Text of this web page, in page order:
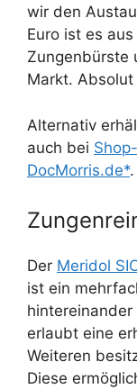
wir den
Euro ist es
Zungenbürste
Markt.
Alternativ
auch bei
DocMorris.de*.
Der Meridol
ist ein
hintereinander
erlaubt eine
Weiteren
Diese